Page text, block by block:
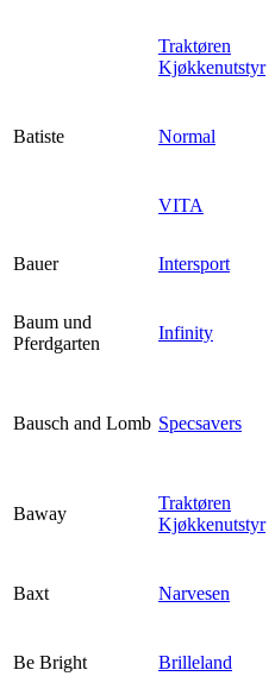
Traktøren
Kjøkkenutstyr
Batiste Normal
VITA
Bauer
Intersport
Baum und
Pferdgarten
Infinity
Bausch and Lomb Specsavers
Baway
Traktøren
Kjøkkenutstyr
Baxt Narvesen
Be Bright Brilleland